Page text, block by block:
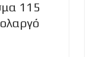
115